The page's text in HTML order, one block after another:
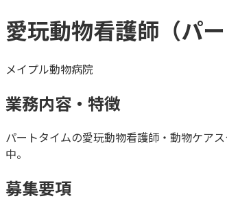
愛玩動物看護師（パー
メイプル動物病院
業務内容・特徴
パートタイムの愛玩動物看護師・動物ケア
中。
募集要項